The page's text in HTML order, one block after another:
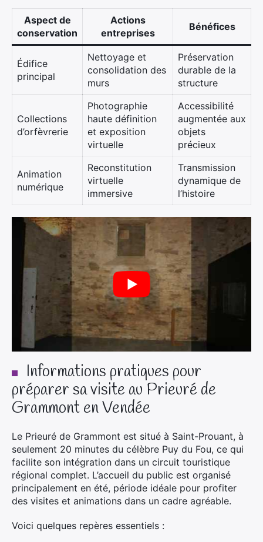
Aspect de
conservation
Actions
entreprises
Bénéfices
Édifice
principal
Nettoyage et
consolidation des
murs
Préservation
durable de la
structure
Collections
d’orfèvrerie
Photographie
haute définition
et exposition
virtuelle
Accessibilité
augmentée aux
objets
précieux
Animation
numérique
Reconstitution
virtuelle
immersive
Transmission
dynamique de
l’histoire
Informations pratiques pour
préparer sa visite au Prieuré de
Grammont en Vendée
Le Prieuré de Grammont est situé à Saint-Prouant, à
seulement 20 minutes du célèbre Puy du Fou, ce qui
facilite son intégration dans un circuit touristique
régional complet. L’accueil du public est organisé
principalement en été, période idéale pour profiter
des visites et animations dans un cadre agréable.
Voici quelques repères essentiels :